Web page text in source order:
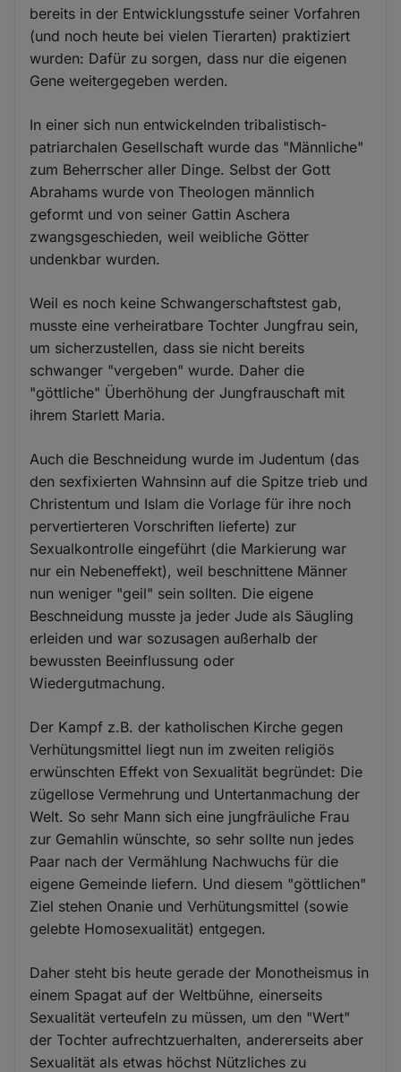
bereits in der Entwicklungsstufe seiner Vorfahren
(und noch heute bei vielen Tierarten) praktiziert
wurden: Dafür zu sorgen, dass nur die eigenen
Gene weitergegeben werden.
In einer sich nun entwickelnden tribalistisch-
patriarchalen Gesellschaft wurde das "Männliche"
zum Beherrscher aller Dinge. Selbst der Gott
Abrahams wurde von Theologen männlich
geformt und von seiner Gattin Aschera
zwangsgeschieden, weil weibliche Götter
undenkbar wurden.
Weil es noch keine Schwangerschaftstest gab,
musste eine verheiratbare Tochter Jungfrau sein,
um sicherzustellen, dass sie nicht bereits
schwanger "vergeben" wurde. Daher die
"göttliche" Überhöhung der Jungfrauschaft mit
ihrem Starlett Maria.
Auch die Beschneidung wurde im Judentum (das
den sexfixierten Wahnsinn auf die Spitze trieb und
Christentum und Islam die Vorlage für ihre noch
pervertierteren Vorschriften lieferte) zur
Sexualkontrolle eingeführt (die Markierung war
nur ein Nebeneffekt), weil beschnittene Männer
nun weniger "geil" sein sollten. Die eigene
Beschneidung musste ja jeder Jude als Säugling
erleiden und war sozusagen außerhalb der
bewussten Beeinflussung oder
Wiedergutmachung.
Der Kampf z.B. der katholischen Kirche gegen
Verhütungsmittel liegt nun im zweiten religiös
erwünschten Effekt von Sexualität begründet: Die
zügellose Vermehrung und Untertanmachung der
Welt. So sehr Mann sich eine jungfräuliche Frau
zur Gemahlin wünschte, so sehr sollte nun jedes
Paar nach der Vermählung Nachwuchs für die
eigene Gemeinde liefern. Und diesem "göttlichen"
Ziel stehen Onanie und Verhütungsmittel (sowie
gelebte Homosexualität) entgegen.
Daher steht bis heute gerade der Monotheismus in
einem Spagat auf der Weltbühne, einerseits
Sexualität verteufeln zu müssen, um den "Wert"
der Tochter aufrechtzuerhalten, andererseits aber
Sexualität als etwas höchst Nützliches zu